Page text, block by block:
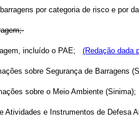
por categoria de risco e por
incluído o PAE; (Redação dada
sobre Segurança de Barragens
sobre o Meio Ambiente (Sinima);
Atividades e Instrumentos de Defesa